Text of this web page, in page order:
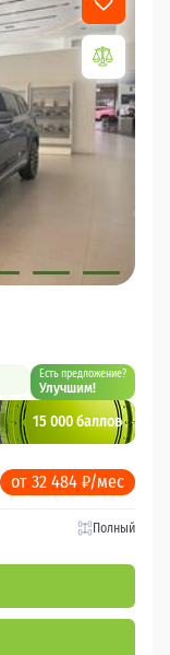
Есть предложение?
Улучшим!
15 000 баллов
от 32 484 ₽/мес
Полный